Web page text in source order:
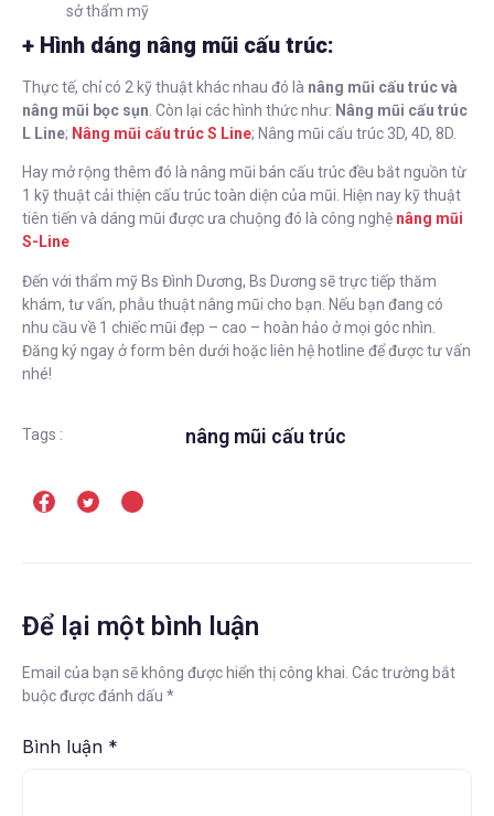
sở thẩm mỹ
+ Hình dáng nâng mũi cấu trúc:
Thực tế, chỉ có 2 kỹ thuật khác nhau đó là nâng mũi cấu trúc và
nâng mũi bọc sụn . Còn lại các hình thức như: Nâng mũi cấu trúc
L Line; Nâng mũi cấu trúc S Line; Nâng mũi cấu trúc 3D, 4D, 8D.
Hay mở rộng thêm đó là nâng mũi bán cấu trúc đều bắt nguồn từ
1 kỹ thuật cải thiện cấu trúc toàn diện của mũi. Hiện nay kỹ thuật
tiên tiến và dáng mũi được ưa chuộng đó là công nghệ nâng mũi
S-Line
Đến với thẩm mỹ Bs Đình Dương, Bs Dương sẽ trực tiếp thăm
khám, tư vấn, phẫu thuật nâng mũi cho bạn. Nếu bạn đang có
nhu cầu về 1 chiếc mũi đẹp – cao – hoàn hảo ở mọi góc nhìn.
Đăng ký ngay ở form bên dưới hoặc liên hệ hotline để được tư vấn
nhé!
Tags : nâng mũi cấu trúc
Để lại một bình luận
Email của bạn sẽ không được hiển thị công khai. Các trường bắt
buộc được đánh dấu *
Bình luận *